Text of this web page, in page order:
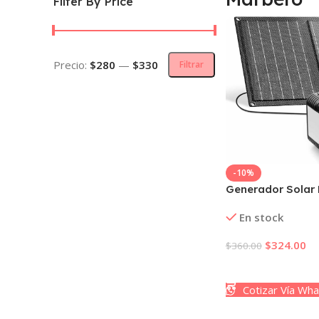
Filtrar
Precio: $280 — $330
-10%
Generador Solar
con Panel Solar
para Exteriores y
En stock
$360.00 $324.00
Cotizar Vía